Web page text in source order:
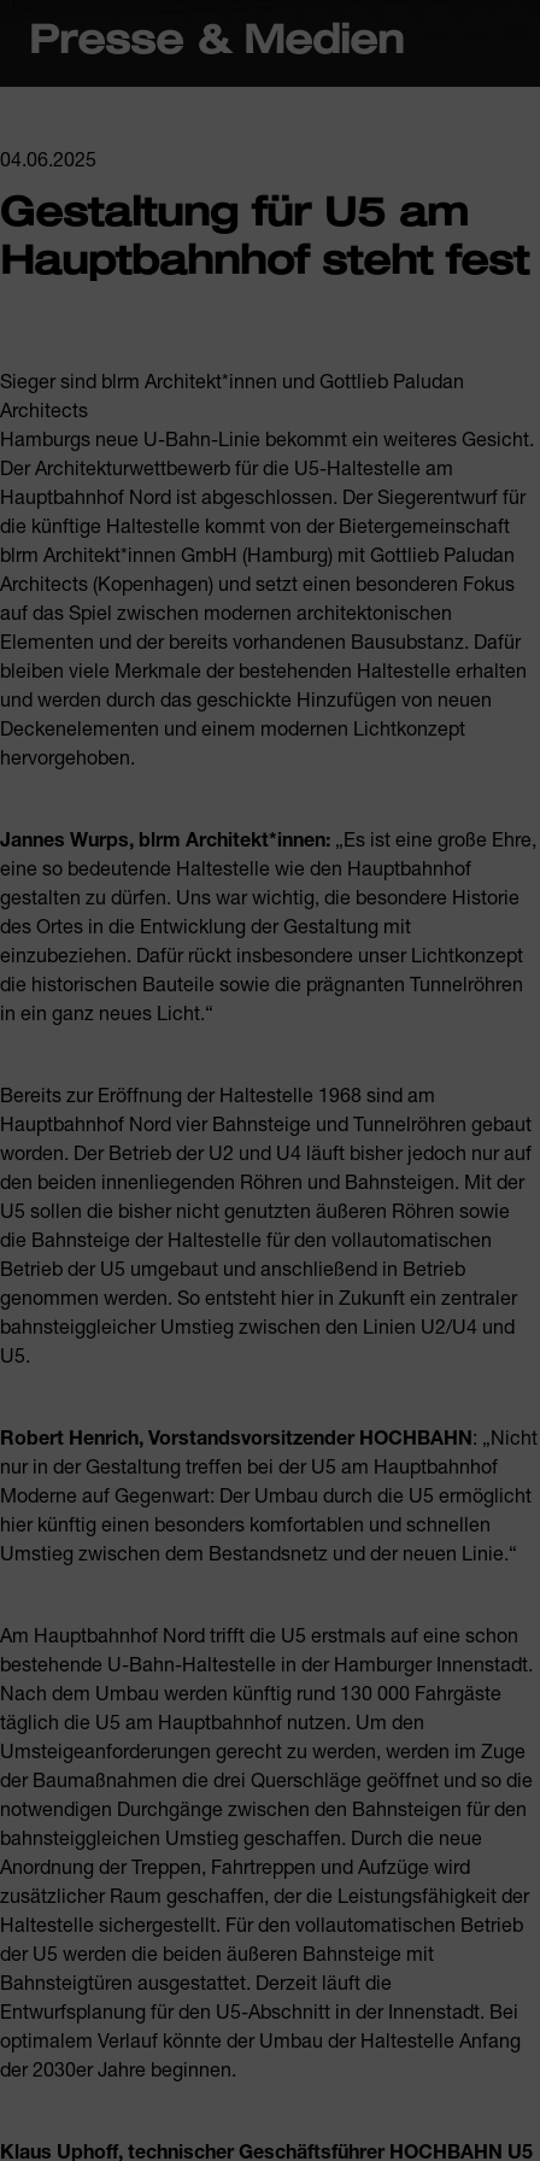
Presse & Medien
04.06.2025
Gestaltung für U5 am
Hauptbahnhof steht fest
Sieger sind blrm Architekt*innen und Gottlieb Paludan
Architects
Hamburgs neue U-Bahn-Linie bekommt ein weiteres Gesicht.
Der Architekturwettbewerb für die U5-Haltestelle am
Hauptbahnhof Nord ist abgeschlossen. Der Siegerentwurf für
die künftige Haltestelle kommt von der Bietergemeinschaft
blrm Architekt*innen GmbH (Hamburg) mit Gottlieb Paludan
Architects (Kopenhagen) und setzt einen besonderen Fokus
auf das Spiel zwischen modernen architektonischen
Elementen und der bereits vorhandenen Bausubstanz. Dafür
bleiben viele Merkmale der bestehenden Haltestelle erhalten
und werden durch das geschickte Hinzufügen von neuen
Deckenelementen und einem modernen Lichtkonzept
hervorgehoben.
Jannes Wurps, blrm Architekt*innen: „Es ist eine große Ehre,
eine so bedeutende Haltestelle wie den Hauptbahnhof
gestalten zu dürfen. Uns war wichtig, die besondere Historie
des Ortes in die Entwicklung der Gestaltung mit
einzubeziehen. Dafür rückt insbesondere unser Lichtkonzept
die historischen Bauteile sowie die prägnanten Tunnelröhren
in ein ganz neues Licht.“
Bereits zur Eröffnung der Haltestelle 1968 sind am
Hauptbahnhof Nord vier Bahnsteige und Tunnelröhren gebaut
worden. Der Betrieb der U2 und U4 läuft bisher jedoch nur auf
den beiden innenliegenden Röhren und Bahnsteigen. Mit der
U5 sollen die bisher nicht genutzten äußeren Röhren sowie
die Bahnsteige der Haltestelle für den vollautomatischen
Betrieb der U5 umgebaut und anschließend in Betrieb
genommen werden. So entsteht hier in Zukunft ein zentraler
bahnsteiggleicher Umstieg zwischen den Linien U2/U4 und
U5.
Robert Henrich, Vorstandsvorsitzender HOCHBAHN: „Nicht
nur in der Gestaltung treffen bei der U5 am Hauptbahnhof
Moderne auf Gegenwart: Der Umbau durch die U5 ermöglicht
hier künftig einen besonders komfortablen und schnellen
Umstieg zwischen dem Bestandsnetz und der neuen Linie.“
Am Hauptbahnhof Nord trifft die U5 erstmals auf eine schon
bestehende U-Bahn-Haltestelle in der Hamburger Innenstadt.
Nach dem Umbau werden künftig rund 130 000 Fahrgäste
täglich die U5 am Hauptbahnhof nutzen. Um den
Umsteigeanforderungen gerecht zu werden, werden im Zuge
der Baumaßnahmen die drei Querschläge geöffnet und so die
notwendigen Durchgänge zwischen den Bahnsteigen für den
bahnsteiggleichen Umstieg geschaffen. Durch die neue
Anordnung der Treppen, Fahrtreppen und Aufzüge wird
zusätzlicher Raum geschaffen, der die Leistungsfähigkeit der
Haltestelle sichergestellt. Für den vollautomatischen Betrieb
der U5 werden die beiden äußeren Bahnsteige mit
Bahnsteigtüren ausgestattet. Derzeit läuft die
Entwurfsplanung für den U5-Abschnitt in der Innenstadt. Bei
optimalem Verlauf könnte der Umbau der Haltestelle Anfang
der 2030er Jahre beginnen.
Klaus Uphoff, technischer Geschäftsführer HOCHBAHN U5